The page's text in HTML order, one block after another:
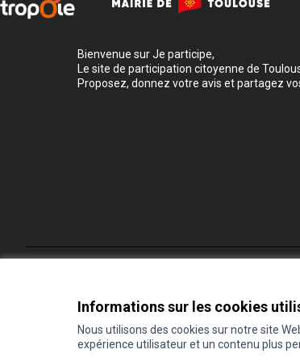
Informations sur les cookies
Nous utilisons des cookies sur notre site
expérience utilisateur et un contenu plus
Bienvenue sur Je participe,
Le site de participation citoyenne de
Proposez, donnez votre avis et partagez